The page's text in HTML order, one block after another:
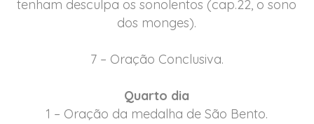
tenham desculpa os sonolentos (cap.22, o sono
dos monges).
7 – Oração Conclusiva.
Quarto dia
1 – Oração da medalha de São Bento.